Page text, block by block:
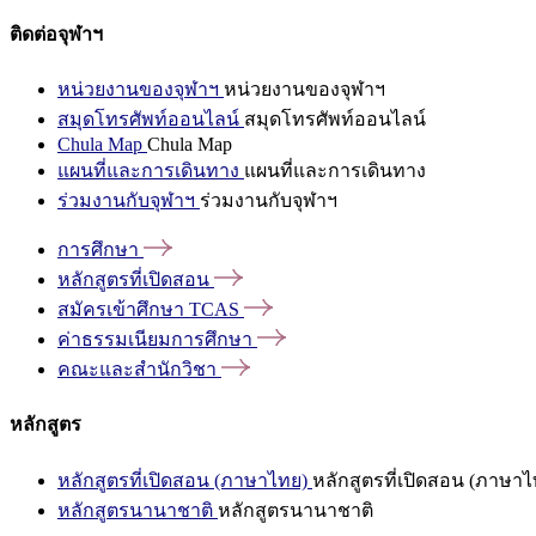
ติดต่อจุฬาฯ
หน่วยงานของจุฬาฯ หน่วยงานของจุฬาฯ
สมุดโทรศัพท์ออนไลน์ สมุดโทรศัพท์ออนไลน์
Chula Map Chula Map
แผนที่และการเดินทาง แผนที่และการเดินทาง
ร่วมงานกับจุฬาฯ ร่วมงานกับจุฬาฯ
การศึกษา
หลักสูตรที่เปิดสอน
สมัครเข้าศึกษา TCAS
ค่าธรรมเนียมการศึกษา
คณะและสำนักวิชา
หลักสูตร
หลักสูตรที่เปิดสอน (ภาษาไทย) หลักสูตรที่เปิดสอน (ภาษาไ
หลักสูตรนานาชาติ หลักสูตรนานาชาติ